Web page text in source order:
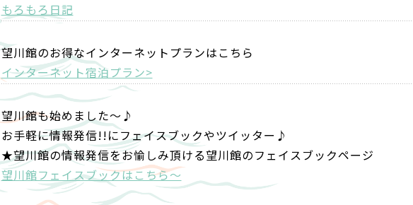
もろもろ日記
望川館のお得なインターネットプランはこちら
インターネット宿泊プラン>
望川館も始めました～♪
お手軽に情報発信!!にフェイスブックやツイッター♪
★望川館の情報発信をお愉しみ頂ける望川館のフェイスブックページ
望川館フェイスブックはこちら～